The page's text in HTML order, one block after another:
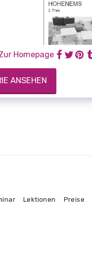
Homepage
ANSEHEN
Lektionen Preise